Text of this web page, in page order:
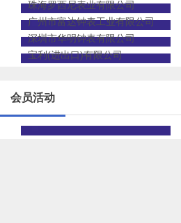
珠海罗西尼表业有限公司
广州市富达钟表工业有限公司
深圳市华明钟表有限公司
宝利(进出口)有限公司
会员活动